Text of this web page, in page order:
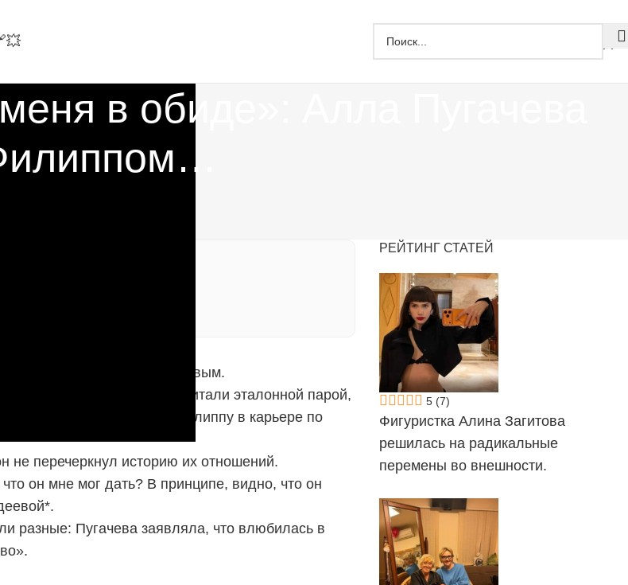
в обиде»: Алла Пугачева
новости!
браке с Филиппом Киркоровым.
в шоу-бизнесе. Их считали эталонной парой,
а лишь обещала помочь Филиппу в карьере по
не перечеркнул историю их отношений.
он мне мог дать? В принципе, видно, что он
разные: Пугачева заявляла, что влюбилась в
РЕЙТИНГ СТАТЕЙ
5 (7)
Фигуристка Алина Загитова
решилась на радикальные
перемены во внешности.